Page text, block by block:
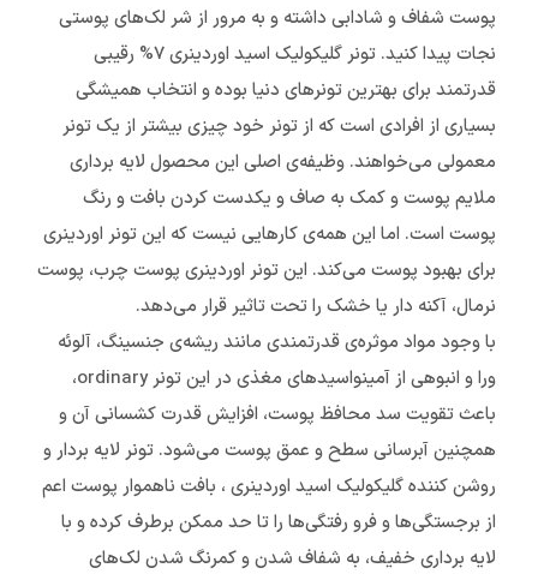
پوست شفاف و شادابی داشته و به مرور از شر لک‌های پوستی
نجات پیدا کنید. تونر گلیکولیک اسید اوردینری ۷% رقیبی
قدرتمند برای بهترین تونرهای دنیا بوده و انتخاب همیشگی
بسیاری از افرادی است که از تونر خود چیزی بیشتر از یک تونر
معمولی می‌خواهند. وظیفه‌ی اصلی این محصول لایه برداری
ملایم پوست و کمک به صاف و یکدست کردن بافت و رنگ
پوست است. اما این همه‌ی کارهایی نیست که این تونر اوردینری
برای بهبود پوست می‌کند. این تونر اوردینری پوست چرب، پوست
نرمال، آکنه دار یا خشک را تحت تاثیر قرار می‌دهد.
با وجود مواد موثره‌ی قدرتمندی مانند ریشه‌ی جنسینگ، آلوئه
ورا و انبوهی از آمینواسیدهای مغذی در این تونر ordinary،
باعث تقویت سد محافظ پوست، افزایش قدرت کشسانی آن و
همچنین آبرسانی سطح و عمق پوست می‌شود. تونر لایه بردار و
روشن کننده گلیکولیک اسید اوردینری ، بافت ناهموار پوست اعم
از برجستگی‌ها و فرو رفتگی‌ها را تا حد ممکن برطرف کرده و با
لایه برداری خفیف، به شفاف شدن و کمرنگ شدن لک‌های